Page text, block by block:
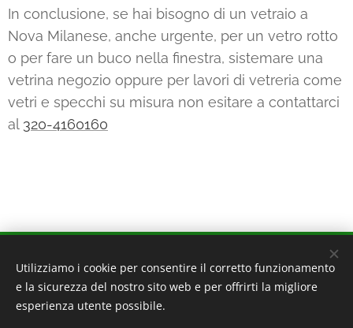
In conclusione, se hai bisogno di un vetraio a
Nova Milanese, anche urgente, per un vetro rotto
o per fare un buco nella finestra, sistemare una
vetrina negozio oppure per lavori di vetreria come
vetri e specchi su misura non esitare a contattarci
al 320-4160160
VEFAB - VETRAIO FABBRO
20162 Milano - Via Ornato 140
20095 Cusano Milanino - Via Zucchi 39
Utilizziamo i cookie per consentire il corretto funzionamento
e la sicurezza del nostro sito web e per offrirti la migliore
esperienza utente possibile.